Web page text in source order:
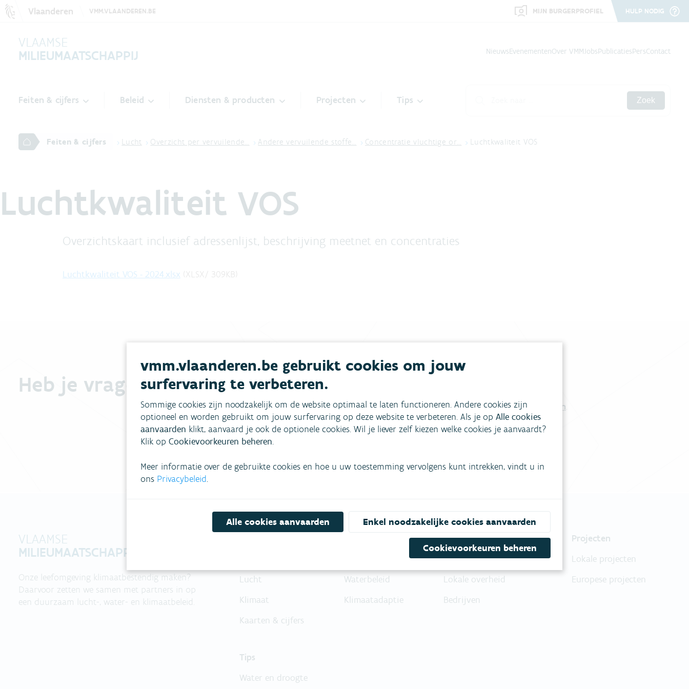
Vlaanderen VMM.VLAANDEREN.BE MIJN BURGERPROFIEL HULP NODIG
VLAAMSE
MILIEUMAATSCHAPPIJ
NieuwsEvenementenOver VMMJobsPublicatiesPersContact
Feiten & cijfers Beleid Diensten & producten Projecten Tips Zoek
Feiten & cijfers Lucht Overzicht per vervuilende… Andere vervuilende stoffe… Concentratie vluchtige or… Luchtkwaliteit VOS
Luchtkwaliteit VOS
Overzichtskaart inclusief adressenlijst, beschrijving meetnet en concentraties
Luchtkwaliteit VOS - 2024.xlsx ( XLSX / 309KB)
Heb je vragen?
Niet gevonden wat je zocht? Vul ons contactformulier in.
Bel gratis 1700
VLAAMSE
MILIEUMAATSCHAPPIJ
Onze leefomgeving klimaatbestendig maken?
Daarvoor zetten we samen met partners in op
een duurzaam lucht-, water- en klimaatbeleid.
Lucht
Klimaat
Kaarten & cijfers
Waterbeleid
Klimaatadaptie
Diensten & producten
Burgers
Lokale overheid
Bedrijven
Projecten
Lokale projecten
Europese projecten
Tips
Water en droogte
vmm.vlaanderen.be gebruikt cookies om jouw
surfervaring te verbeteren.
Sommige cookies zijn noodzakelijk om de website optimaal te laten functioneren. Andere cookies zijn
optioneel en worden gebruikt om jouw surfervaring op deze website te verbeteren. Als je op Alle cookies
aanvaarden klikt, aanvaard je ook de optionele cookies. Wil je liever zelf kiezen welke cookies je aanvaardt?
Klik op Cookievoorkeuren beheren.
Meer informatie over de gebruikte cookies en hoe u uw toestemming vervolgens kunt intrekken, vindt u in
ons Privacybeleid.
Alle cookies aanvaarden Enkel noodzakelijke cookies aanvaarden
Cookievoorkeuren beheren